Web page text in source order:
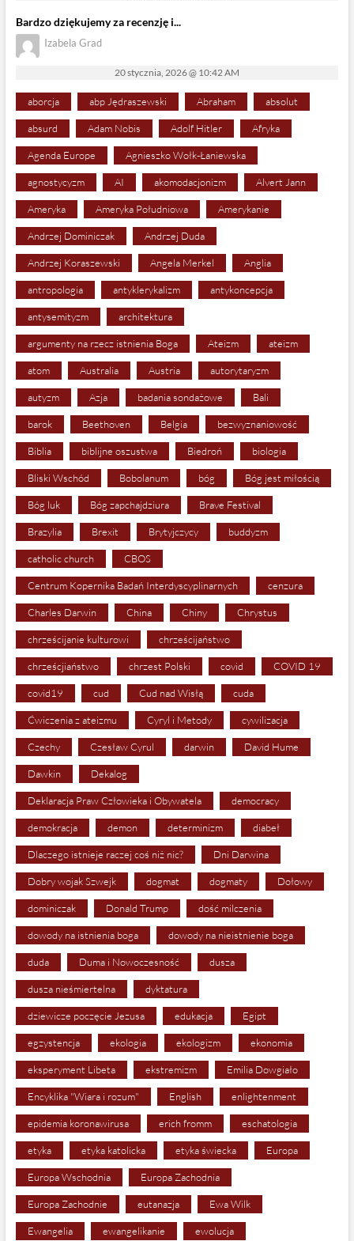
Bardzo dziękujemy za recenzję i...
Izabela Grad
20 stycznia, 2026 @ 10:42 AM
aborcja abp Jędraszewski Abraham absolut
absurd Adam Nobis Adolf Hitler Afryka
Agenda Europe Agnieszko Wołk-Łaniewska
agnostycyzm AI akomodacjonizm Alvert Jann
Ameryka Ameryka Południowa Amerykanie
Andrzej Dominiczak Andrzej Duda
Andrzej Koraszewski Angela Merkel Anglia
antropologia antyklerykalizm antykoncepcja
antysemityzm architektura
argumenty na rzecz istnienia Boga Ateizm ateizm
atom Australia Austria autorytaryzm
autyzm Azja badania sondażowe Bali
barok Beethoven Belgia bezwyznaniowość
Biblia biblijne oszustwa Biedroń biologia
Bliski Wschód Bobolanum bóg Bóg jest miłością
Bóg luk Bóg zapchajdziura Brave Festival
Brazylia Brexit Brytyjczycy buddyzm
catholic church CBOS
Centrum Kopernika Badań Interdyscyplinarnych cenzura
Charles Darwin China Chiny Chrystus
chrześcijanie kulturowi chrześcijaństwo
chrześcjiaństwo chrzest Polski covid COVID 19
covid19 cud Cud nad Wisłą cuda
Ćwiczenia z ateizmu Cyryl i Metody cywilizacja
Czechy Czesław Cyrul darwin David Hume
Dawkin Dekalog
Deklaracja Praw Człowieka i Obywatela democracy
demokracja demon determinizm diabeł
Dlaczego istnieje raczej coś niż nic? Dni Darwina
Dobry wojak Szwejk dogmat dogmaty Dołowy
dominiczak Donald Trump dość milczenia
dowody na istnienia boga dowody na nieistnienie boga
duda Duma i Nowoczesność dusza
dusza nieśmiertelna dyktatura
dziewicze poczęcie Jezusa edukacja Egipt
egzystencja ekologia ekologizm ekonomia
eksperyment Libeta ekstremizm Emilia Dowgiało
Encyklika "Wiara i rozum" English enlightenment
epidemia koronawirusa erich fromm eschatologia
etyka etyka katolicka etyka świecka Europa
Europa Wschodnia Europa Zachodnia
Europa Zachodnie eutanazja Ewa Wilk
Ewangelia ewangelikanie ewolucja